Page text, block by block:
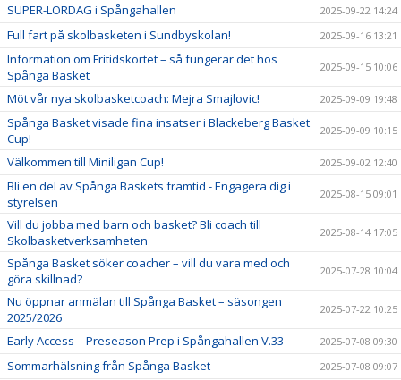
SUPER-LÖRDAG i Spångahallen 2025-09-22 14:24
Full fart på skolbasketen i Sundbyskolan! 2025-09-16 13:21
Information om Fritidskortet – så fungerar det hos
Spånga Basket
2025-09-15 10:06
Möt vår nya skolbasketcoach: Mejra Smajlovic! 2025-09-09 19:48
Spånga Basket visade fina insatser i Blackeberg Basket
Cup!
2025-09-09 10:15
Välkommen till Miniligan Cup! 2025-09-02 12:40
Bli en del av Spånga Baskets framtid - Engagera dig i
styrelsen
2025-08-15 09:01
Vill du jobba med barn och basket? Bli coach till
Skolbasketverksamheten
2025-08-14 17:05
Spånga Basket söker coacher – vill du vara med och
göra skillnad?
2025-07-28 10:04
Nu öppnar anmälan till Spånga Basket – säsongen
2025/2026
2025-07-22 10:25
Early Access – Preseason Prep i Spångahallen V.33 2025-07-08 09:30
Sommarhälsning från Spånga Basket 2025-07-08 09:07